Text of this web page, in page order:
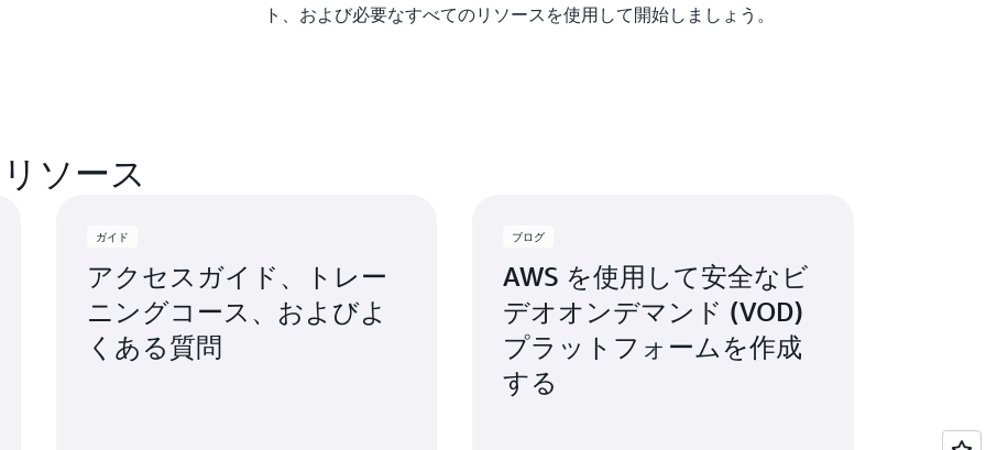
ト、および必要なすべてのリソースを使用して開始しましょう。
ソース
ガイド
アクセスガイド、トレー
ニングコース、およびよ
くある質問
ブログ
AWS を使用して安全なビ
デオオンデマンド (VOD)
プラットフォームを作成
する